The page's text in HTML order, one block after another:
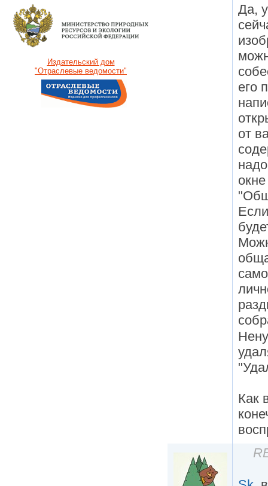
Издательский дом
"Отраслевые ведомости"
Да,
его
от
Как